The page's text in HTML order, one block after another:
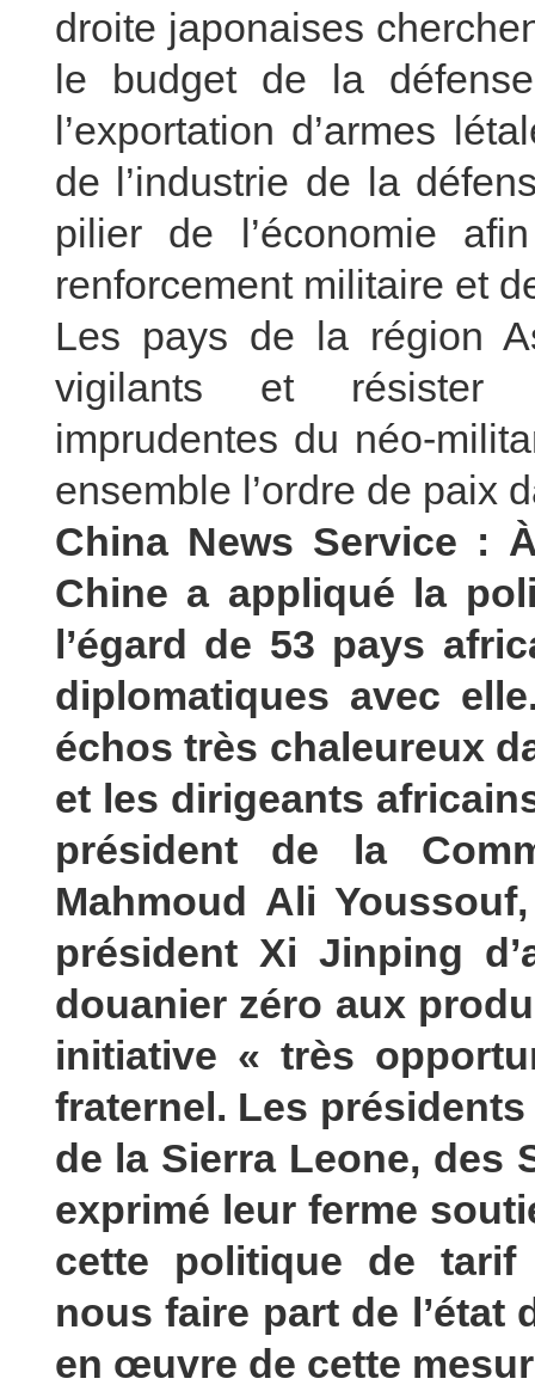
droite japonaises
le budget de la
l’exportation d’armes
de l’industrie de la
pilier de l’économie
renforcement militaire et
Les pays de la région
vigilants et résister
imprudentes du néo-
ensemble l’ordre de paix
China News Service :
Chine a appliqué la
l’égard de 53 pays
diplomatiques avec
échos très chaleureux
et les dirigeants
président de la
Mahmoud Ali
président Xi Jinping
douanier zéro aux
initiative « très
fraternel. Les
de la Sierra Leone, des
exprimé leur ferme
cette politique de tarif
nous faire part de l’état
en œuvre de cette